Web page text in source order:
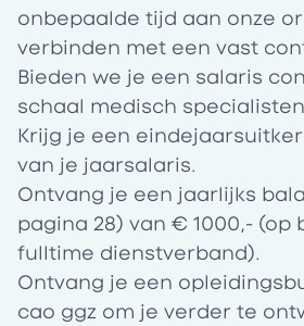
onbepaalde tijd aan onze
verbinden met een vast
Bieden we je een salaris
schaal medisch specialisten
Krijg je een
van je jaarsalaris.
Ontvang je een jaarlijks
pagina 28) van € 1000,- (op
fulltime dienstverband).
Ontvang je een
cao ggz om je verder te